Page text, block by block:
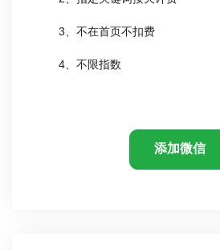
3、不在首页不扣费
4、不限指数
添加微信